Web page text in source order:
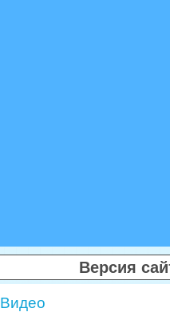
Версия
Видео